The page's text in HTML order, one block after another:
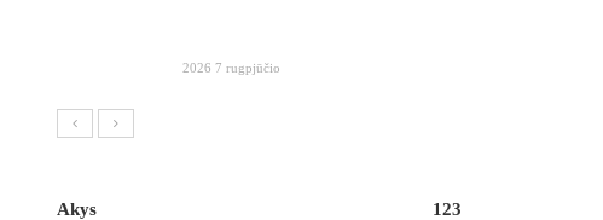
2026 7 rugpjūčio
Akys 123